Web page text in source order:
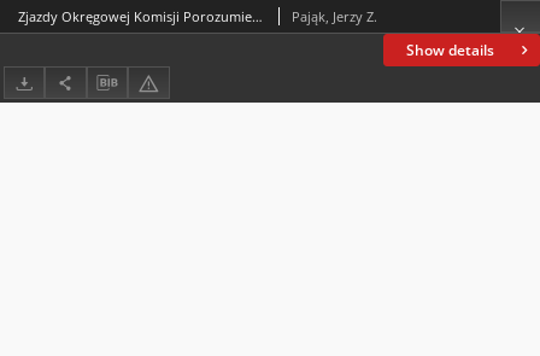
Show details
Zjazdy Okręgowej Komisji Porozumiewawczej Stronnictw Niepodległościowych w Kielcach w listopadzie 1917 roku Pająk, Jerzy Z.